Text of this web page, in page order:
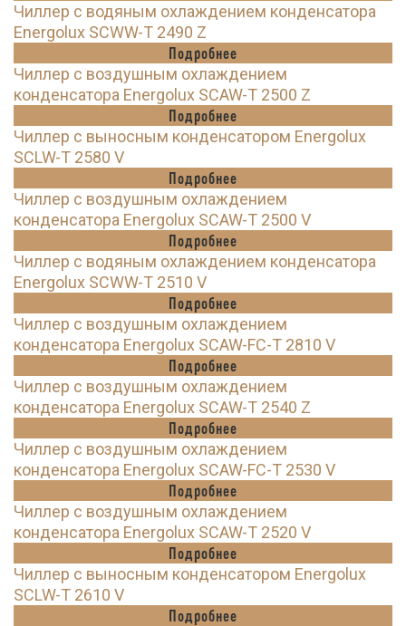
Чиллер с водяным охлаждением конденсатора
Energolux SCWW-T 2490 Z
Подробнее
Чиллер с воздушным охлаждением
конденсатора Energolux SCAW-T 2500 Z
Подробнее
Чиллер с выносным конденсатором Energolux
SCLW-T 2580 V
Подробнее
Чиллер с воздушным охлаждением
конденсатора Energolux SCAW-T 2500 V
Подробнее
Чиллер с водяным охлаждением конденсатора
Energolux SCWW-T 2510 V
Подробнее
Чиллер с воздушным охлаждением
конденсатора Energolux SCAW-FC-T 2810 V
Подробнее
Чиллер с воздушным охлаждением
конденсатора Energolux SCAW-T 2540 Z
Подробнее
Чиллер с воздушным охлаждением
конденсатора Energolux SCAW-FC-T 2530 V
Подробнее
Чиллер с воздушным охлаждением
конденсатора Energolux SCAW-T 2520 V
Подробнее
Чиллер с выносным конденсатором Energolux
SCLW-T 2610 V
Подробнее